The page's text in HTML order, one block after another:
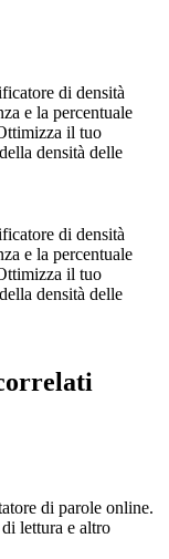
di densità
e la percentuale
il tuo
densità delle
di densità
e la percentuale
il tuo
densità delle
di parole online.
lettura e altro